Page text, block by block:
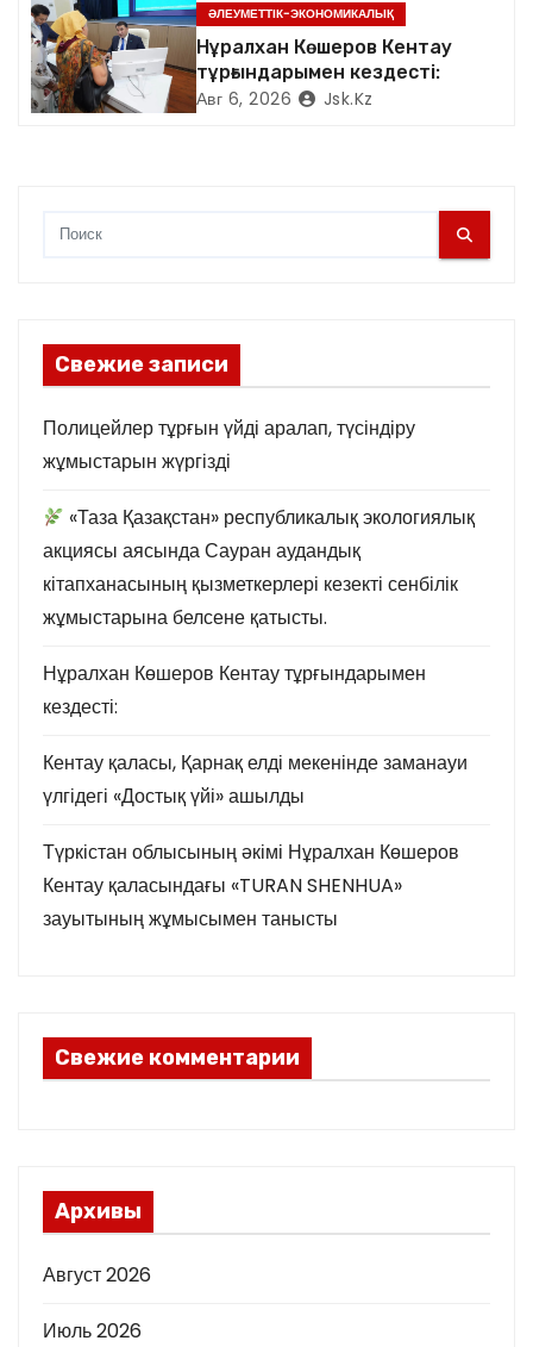
с
я
сенбілік жұмыстарына
белсене қатысты.
ӘЛЕУМЕТТІК-ЭКОНОМИКАЛЫҚ
Нұралхан Көшеров Кентау
тұрғындарымен кездесті:
Авг 6, 2026 Jsk.kz
Свежие записи
Полицейлер тұрғын үйді аралап, түсіндіру
жұмыстарын жүргізді
«Таза Қазақстан» республикалық экологиялық
акциясы аясында Сауран аудандық
кітапханасының қызметкерлері кезекті сенбілік
жұмыстарына белсене қатысты.
Нұралхан Көшеров Кентау тұрғындарымен
кездесті:
Кентау қаласы, Қарнақ елді мекенінде заманауи
үлгідегі «Достық үйі» ашылды
Түркістан облысының әкімі Нұралхан Көшеров
Кентау қаласындағы «TURAN SHENHUA»
зауытының жұмысымен танысты
Свежие комментарии
Архивы
Август 2026
Июль 2026